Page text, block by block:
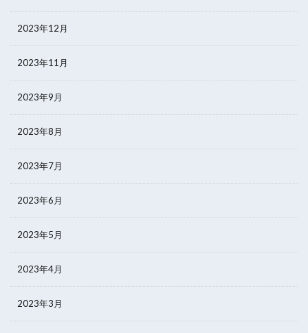
2023年12月
2023年11月
2023年9月
2023年8月
2023年7月
2023年6月
2023年5月
2023年4月
2023年3月